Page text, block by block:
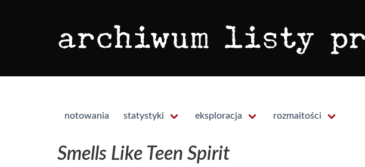
notowania statystyki eksploracja rozmaitości
Smells Like Teen Spirit